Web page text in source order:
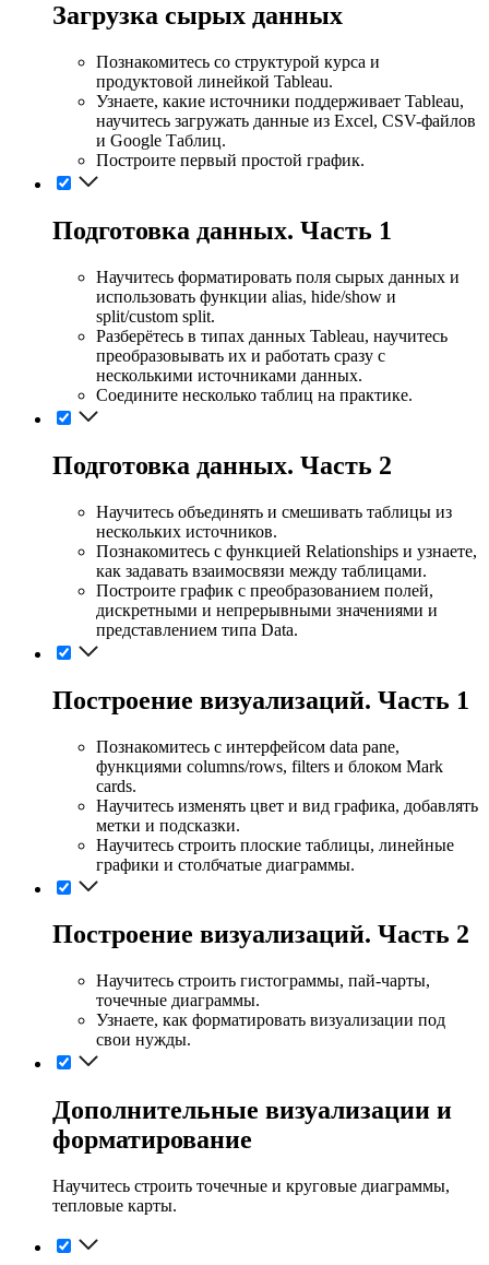
Загрузка сырых данных
Познакомитесь со структурой курса и
продуктовой линейкой Tableau.
Узнаете, какие источники поддерживает Tableau,
научитесь загружать данные из Excel, CSV-файлов
и Google Таблиц.
Построите первый простой график.
Подготовка данных. Часть 1
Научитесь форматировать поля сырых данных и
использовать функции alias, hide/show и
split/custom split.
Разберётесь в типах данных Tableau, научитесь
преобразовывать их и работать сразу с
несколькими источниками данных.
Соедините несколько таблиц на практике.
Подготовка данных. Часть 2
Научитесь объединять и смешивать таблицы из
нескольких источников.
Познакомитесь с функцией Relationships и узнаете,
как задавать взаимосвязи между таблицами.
Построите график с преобразованием полей,
дискретными и непрерывными значениями и
представлением типа Data.
Построение визуализаций. Часть 1
Познакомитесь с интерфейсом data pane,
функциями columns/rows, filters и блоком Mark
cards.
Научитесь изменять цвет и вид графика, добавлять
метки и подсказки.
Научитесь строить плоские таблицы, линейные
графики и столбчатые диаграммы.
Построение визуализаций. Часть 2
Научитесь строить гистограммы, пай-чарты,
точечные диаграммы.
Узнаете, как форматировать визуализации под
свои нужды.
Дополнительные визуализации и
форматирование
Научитесь строить точечные и круговые диаграммы,
тепловые карты.